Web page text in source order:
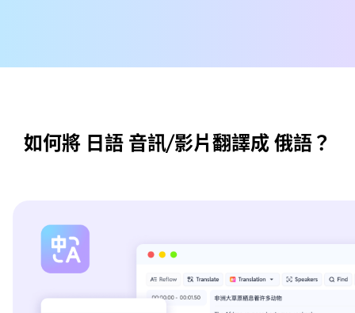
如何將 日語 音訊/影片翻譯成 俄語？